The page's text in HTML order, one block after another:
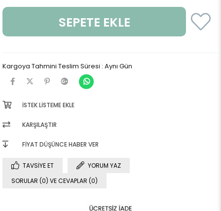
Kargoya Tahmini Teslim Süresi : Aynı Gün
İSTEK LISTEME EKLE
KARŞILAŞTIR
FIYAT DÜŞÜNCE HABER VER
TAVSIYE ET
YORUM YAZ
SORULAR (0) VE CEVAPLAR (0)